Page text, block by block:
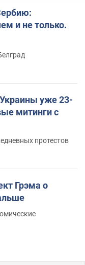
и не только.
уже 23-
митинги с
протестов
Грэма о